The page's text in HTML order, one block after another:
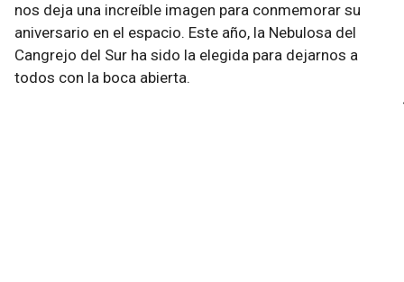
nos deja una increíble imagen para conmemorar su
aniversario en el espacio. Este año, la Nebulosa del
Cangrejo del Sur ha sido la elegida para dejarnos a
todos con la boca abierta.